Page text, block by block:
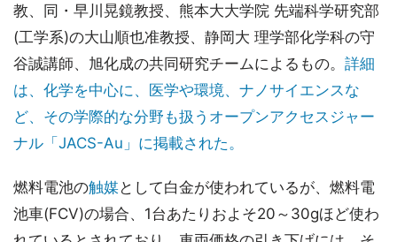
教、同・早川晃鏡教授、熊本大大学院 先端科学研究部
(工学系)の大山順也准教授、静岡大 理学部化学科の守
谷誠講師、旭化成の共同研究チームによるもの。 詳細
は、化学を中心に、医学や環境、ナノサイエンスな
ど、その学際的な分野も扱うオープンアクセスジャー
ナル「JACS-Au」に掲載された。
燃料電池の触媒として白金が使われているが、燃料電
池車(FCV)の場合、1台あたりおよそ20～30gほど使わ